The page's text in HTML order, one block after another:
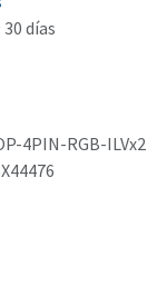
días
4PIN-RGB-ILVx2